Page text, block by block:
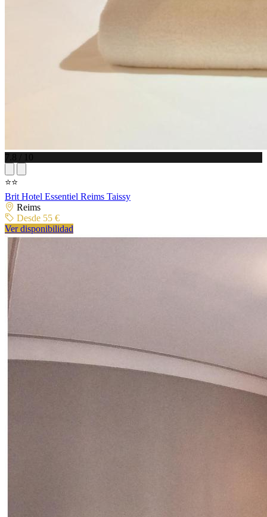
7.8 / 10
⭐⭐
Brit Hotel Essentiel Reims Taissy
Reims
Desde 55 €
Ver disponibilidad